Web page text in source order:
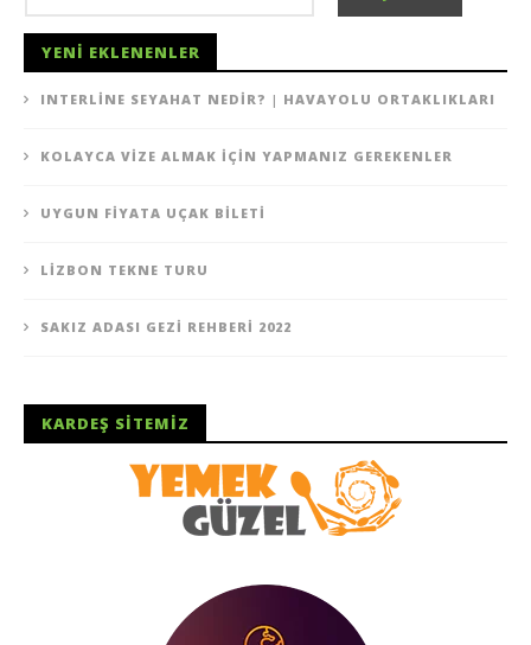
YENI EKLENENLER
INTERLINE SEYAHAT NEDIR? | HAVAYOLU ORTAKLIKLARI
KOLAYCA VIZE ALMAK İÇIN YAPMANIZ GEREKENLER
UYGUN FIYATA UÇAK BILETI
LIZBON TEKNE TURU
SAKIZ ADASI GEZI REHBERI 2022
KARDEŞ SITEMIZ